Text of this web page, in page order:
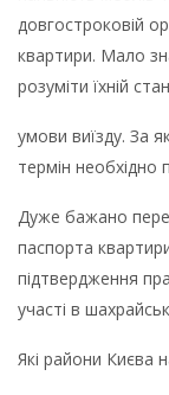
довгостроковій
квартири. Мало
розуміти їхній
умови виїзду. За
термін необхідно
Дуже бажано
паспорта
підтвердження
участі в
Які райони Києва